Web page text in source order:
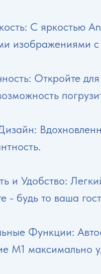
С яркостью
изображениями с
Откройте
и Удобство:
- будь то ваша
Функции:
M1 максимально